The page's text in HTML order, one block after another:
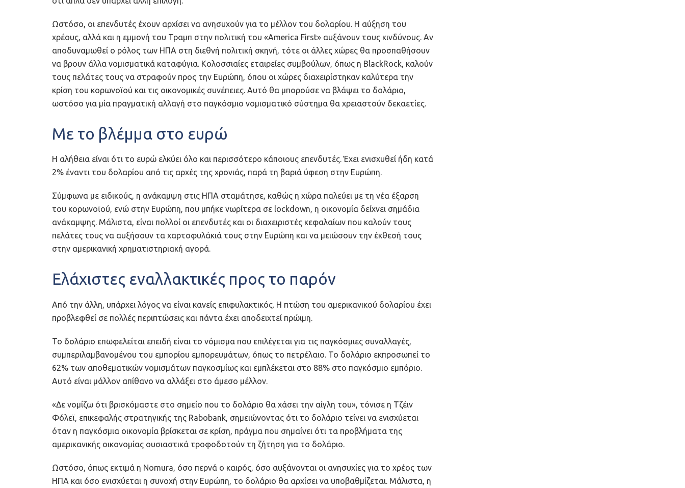
Ωστόσο, οι επενδυτές έχουν αρχίσει να ανησυχούν για το μέλλον του δολαρίου. Η αύξηση του
χρέους, αλλά και η εμμονή του Τραμπ στην πολιτική του «America First» αυξάνουν τους κινδύνους. Αν
αποδυναμωθεί ο ρόλος των ΗΠΑ στη διεθνή πολιτική σκηνή, τότε οι άλλες χώρες θα προσπαθήσουν
να βρουν άλλα νομισματικά καταφύγια. Κολοσσιαίες εταιρείες συμβούλων, όπως η BlackRock, καλούν
τους πελάτες τους να στραφούν προς την Ευρώπη, όπου οι χώρες διαχειρίστηκαν καλύτερα την
κρίση του κορωνοϊού και τις οικονομικές συνέπειες. Αυτό θα μπορούσε να βλάψει το δολάριο,
ωστόσο για μία πραγματική αλλαγή στο παγκόσμιο νομισματικό σύστημα θα χρειαστούν δεκαετίες.
Με το βλέμμα στο ευρώ
Η αλήθεια είναι ότι το ευρώ ελκύει όλο και περισσότερο κάποιους επενδυτές. Έχει ενισχυθεί ήδη κατά
2% έναντι του δολαρίου από τις αρχές της χρονιάς, παρά τη βαριά ύφεση στην Ευρώπη.
Σύμφωνα με ειδικούς, η ανάκαμψη στις ΗΠΑ σταμάτησε, καθώς η χώρα παλεύει με τη νέα έξαρση
του κορωνοϊού, ενώ στην Ευρώπη, που μπήκε νωρίτερα σε lockdown, η οικονομία δείχνει σημάδια
ανάκαμψης. Μάλιστα, είναι πολλοί οι επενδυτές και οι διαχειριστές κεφαλαίων που καλούν τους
πελάτες τους να αυξήσουν τα χαρτοφυλάκιά τους στην Ευρώπη και να μειώσουν την έκθεσή τους
στην αμερικανική χρηματιστηριακή αγορά.
Ελάχιστες εναλλακτικές προς το παρόν
Από την άλλη, υπάρχει λόγος να είναι κανείς επιφυλακτικός. Η πτώση του αμερικανικού δολαρίου έχει
προβλεφθεί σε πολλές περιπτώσεις και πάντα έχει αποδειχτεί πρώιμη.
Το δολάριο επωφελείται επειδή είναι το νόμισμα που επιλέγεται για τις παγκόσμιες συναλλαγές,
συμπεριλαμβανομένου του εμπορίου εμπορευμάτων, όπως το πετρέλαιο. Το δολάριο εκπροσωπεί το
62% των αποθεματικών νομισμάτων παγκοσμίως και εμπλέκεται στο 88% στο παγκόσμιο εμπόριο.
Αυτό είναι μάλλον απίθανο να αλλάξει στο άμεσο μέλλον.
«Δε νομίζω ότι βρισκόμαστε στο σημείο που το δολάριο θα χάσει την αίγλη του», τόνισε η Τζέιν
Φόλεϊ, επικεφαλής στρατηγικής της Rabobank, σημειώνοντας ότι το δολάριο τείνει να ενισχύεται
όταν η παγκόσμια οικονομία βρίσκεται σε κρίση, πράγμα που σημαίνει ότι τα προβλήματα της
αμερικανικής οικονομίας ουσιαστικά τροφοδοτούν τη ζήτηση για το δολάριο.
Ωστόσο, όπως εκτιμά η Nomura, όσο περνά ο καιρός, όσο αυξάνονται οι ανησυχίες για το χρέος των
ΗΠΑ και όσο ενισχύεται η συνοχή στην Ευρώπη, το δολάριο θα αρχίσει να υποβαθμίζεται. Μάλιστα, η